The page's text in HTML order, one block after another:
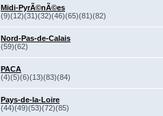
Midi-PyrÃ©nÃ©es
(9)(12)(31)(32)(46)(65)(81)(82)
Nord-Pas-de-Calais
(59)(62)
PACA
(4)(5)(6)(13)(83)(84)
Pays-de-la-Loire
(44)(49)(53)(72)(85)